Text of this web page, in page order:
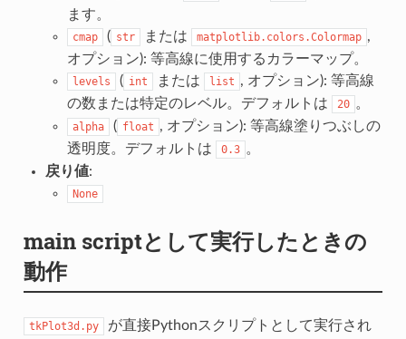
ます。
cmap ( str または matplotlib.colors.Colormap ,
オプション): 等高線に使用するカラーマップ。
levels ( int または list , オプション): 等高線
の数または特定のレベル。デフォルトは
20 。
alpha ( float , オプション): 等高線塗りつぶしの
透明度。デフォルトは
0.3 。
戻り値:
None
main scriptとして実行したときの
動作
tkPlot3d.py
が直接Pythonスクリプトとして実行され